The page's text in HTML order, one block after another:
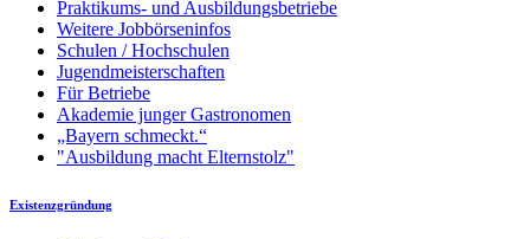
Praktikums- und Ausbildungsbetriebe
Weitere Jobbörseninfos
Schulen / Hochschulen
Jugendmeisterschaften
Für Betriebe
Akademie junger Gastronomen
„Bayern schmeckt.“
"Ausbildung macht Elternstolz"
Existenzgründung